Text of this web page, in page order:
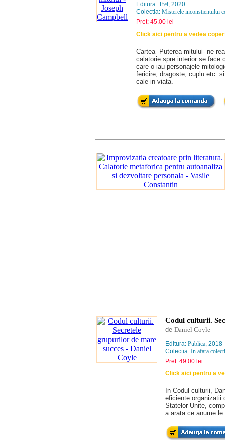
Editura: Trei, 2020
Colectia: Misterele inconstientului
Pret: 45.00 lei
Click aici pentru a vedea
Cartea -Puterea mitului- ne
calatorie spre interior se face
care o iau personajele
fericire, dragoste, cuplu etc.
cale in viata.
Codul culturii.
de Daniel Coyle
Editura: Publica, 2018
Colectia: In afara
Pret: 49.00 lei
Click aici pentru a
In Codul culturii,
eficiente organizatii
Statelor Unite,
a arata ce anume